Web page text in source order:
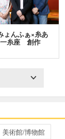
ょんふぁ×糸あ
一糸座 創作
美術館/博物館